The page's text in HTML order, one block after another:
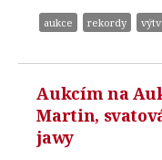
aukce rekordy
Aukcím na
Martin,
jawy